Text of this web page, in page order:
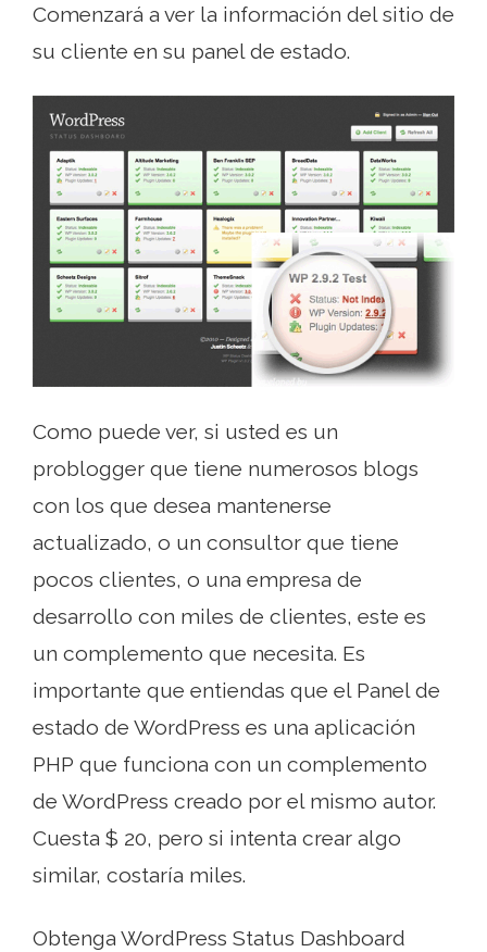
Comenzará a ver la información del sitio de
su cliente en su panel de estado.
Como puede ver, si usted es un
problogger que tiene numerosos blogs
con los que desea mantenerse
actualizado, o un consultor que tiene
pocos clientes, o una empresa de
desarrollo con miles de clientes, este es
un complemento que necesita. Es
importante que entiendas que el Panel de
estado de WordPress es una aplicación
PHP que funciona con un complemento
de WordPress creado por el mismo autor.
Cuesta $ 20, pero si intenta crear algo
similar, costaría miles.
Obtenga WordPress Status Dashboard